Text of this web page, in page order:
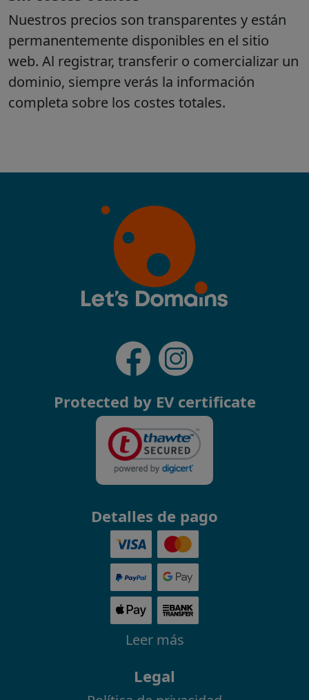
Protected by EV certificate
Detalles de pago
Leer más
Legal